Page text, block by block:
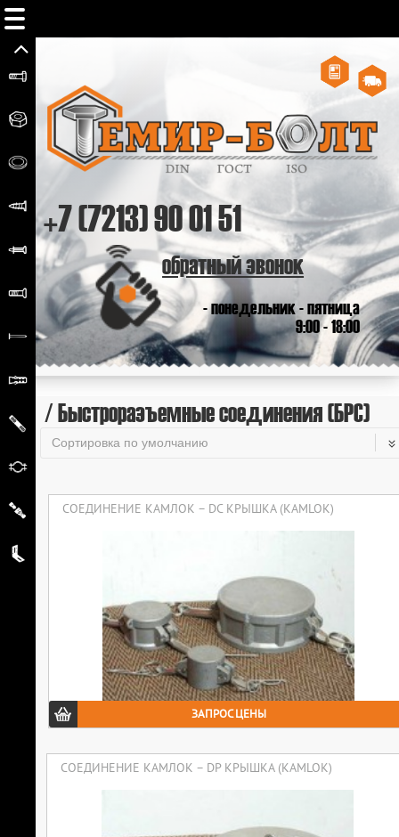
- понедельник - пятница
9:00 - 18:00
+7 (7213) 90 01 51
обратный звонок
/ Быстроразъемные соединения (БРС)
СОЕДИНЕНИЕ КАМЛОК – DC КРЫШКА (KAMLOK)
ЗАПРОС ЦЕНЫ
СОЕДИНЕНИЕ КАМЛОК – DP КРЫШКА (KAMLOK)